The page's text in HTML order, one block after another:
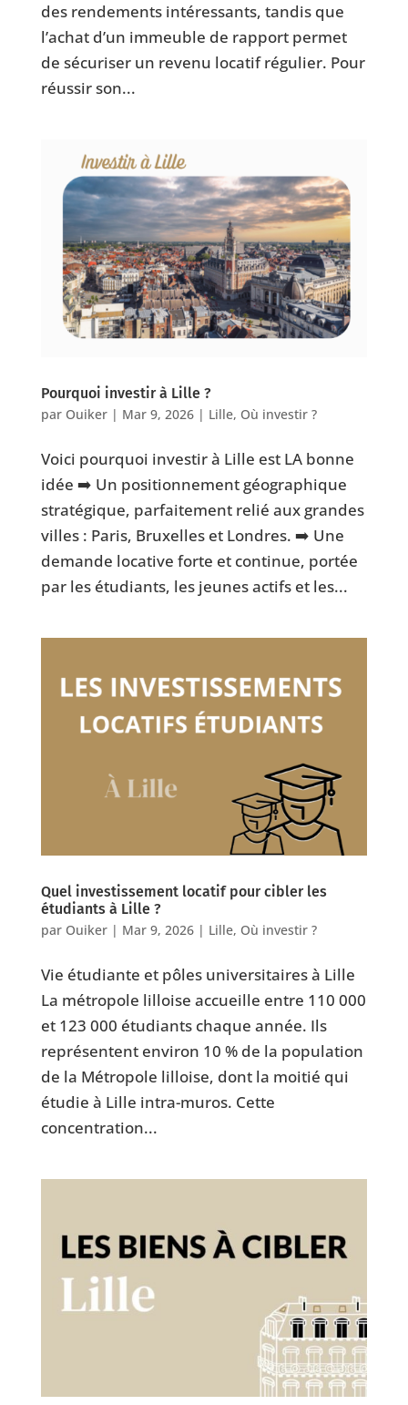
des rendements intéressants, tandis que
l’achat d’un immeuble de rapport permet
de sécuriser un revenu locatif régulier. Pour
réussir son...
Pourquoi investir à Lille ?
par Ouiker| Mar 9, 2026| Lille, Où investir ?
Voici pourquoi investir à Lille est LA bonne
idée ➡️ Un positionnement géographique
stratégique, parfaitement relié aux grandes
villes : Paris, Bruxelles et Londres. ➡️ Une
demande locative forte et continue, portée
par les étudiants, les jeunes actifs et les...
Quel investissement locatif pour cibler les
étudiants à Lille ?
par Ouiker| Mar 9, 2026| Lille, Où investir ?
Vie étudiante et pôles universitaires à Lille
La métropole lilloise accueille entre 110 000
et 123 000 étudiants chaque année. Ils
représentent environ 10 % de la population
de la Métropole lilloise, dont la moitié qui
étudie à Lille intra-muros. Cette
concentration...